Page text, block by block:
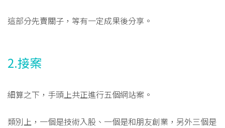
這部分先賣關子，等有一定成果後分享。
2.接案
細算之下，手頭上共正進行五個網站案。
類別上，一個是技術入股、一個是和朋友創業，另外三個是